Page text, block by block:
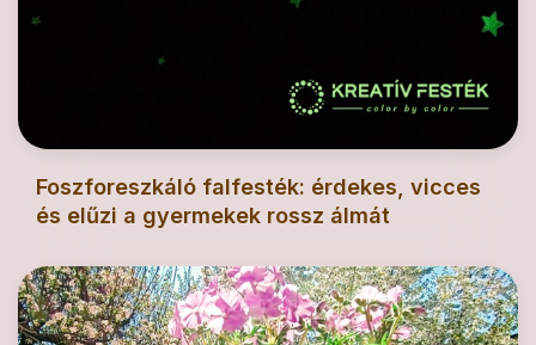
Foszforeszkáló falfesték: érdekes, vicces
és elűzi a gyermekek rossz álmát